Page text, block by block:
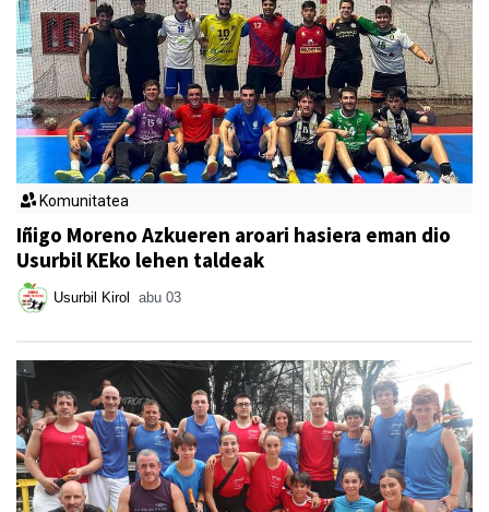
Komunitatea
Iñigo Moreno Azkueren aroari hasiera eman dio
Usurbil KEko lehen taldeak
Usurbil Kirol abu 03